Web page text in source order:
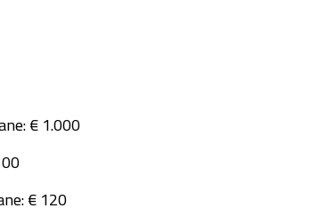
€ 1.000
€ 120